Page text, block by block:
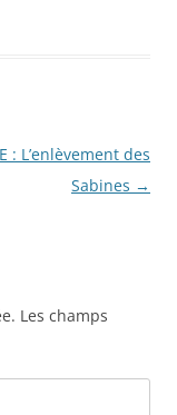
: L’enlèvement des
Sabines →
Les champs